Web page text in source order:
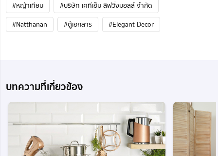
#หญ้าเทียม
#บริษัท เคทีเอ็ม ลิฟวิ่งมอลล์ จำกัด
#Natthanan
#ตู้เอกสาร #Elegant Decor
บทความที่เกี่ยวข้อง